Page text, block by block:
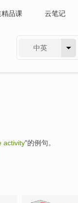
精品课 云笔记
中英
activity"的例句。